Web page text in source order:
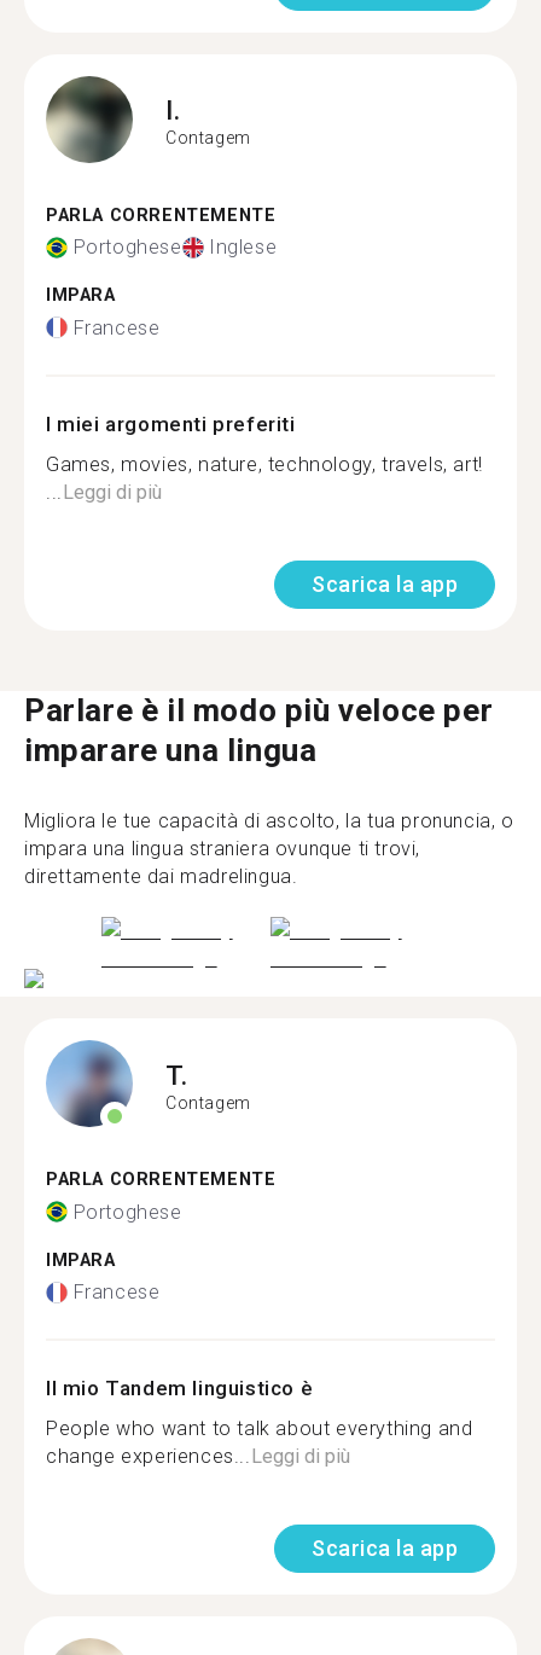
I.
Contagem
PARLA CORRENTEMENTE
Portoghese Inglese
IMPARA
Francese
I miei argomenti preferiti
Games, movies, nature, technology, travels, art!
Leggi di più
Scarica la app
Parlare è il modo più veloce per
imparare una lingua
Migliora le tue capacità di ascolto, la tua pronuncia, o
impara una lingua straniera ovunque ti trovi,
direttamente dai madrelingua.
T.
Contagem
PARLA CORRENTEMENTE
Portoghese
IMPARA
Francese
Il mio Tandem linguistico è
People who want to talk about everything and
change experiences...Leggi di più
Scarica la app